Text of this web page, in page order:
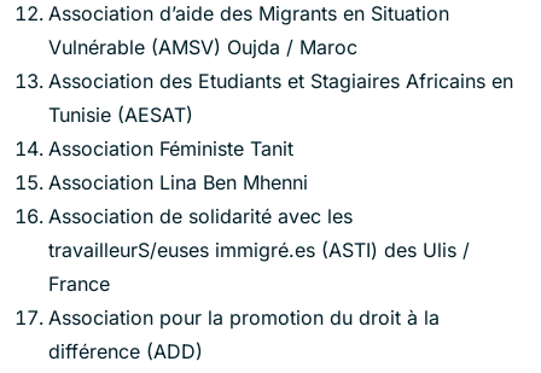
Association d’aide des Migrants en Situation
Vulnérable (AMSV) Oujda / Maroc
Association des Etudiants et Stagiaires Africains en
Tunisie (AESAT)
Association Féministe Tanit
Association Lina Ben Mhenni
Association de solidarité avec les
travailleurS/euses immigré.es (ASTI) des Ulis /
France
Association pour la promotion du droit à la
différence (ADD)